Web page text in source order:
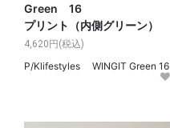
Green 16
プリント（内側グリーン）
4,620円(税込)
P/Klifestyles WINGIT Green 16